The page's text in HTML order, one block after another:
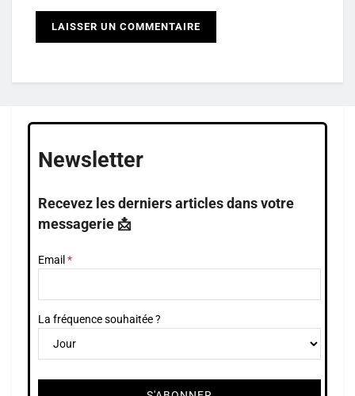
Newsletter
Recevez les derniers articles dans votre
messagerie 📩
Email
La fréquence souhaitée ?